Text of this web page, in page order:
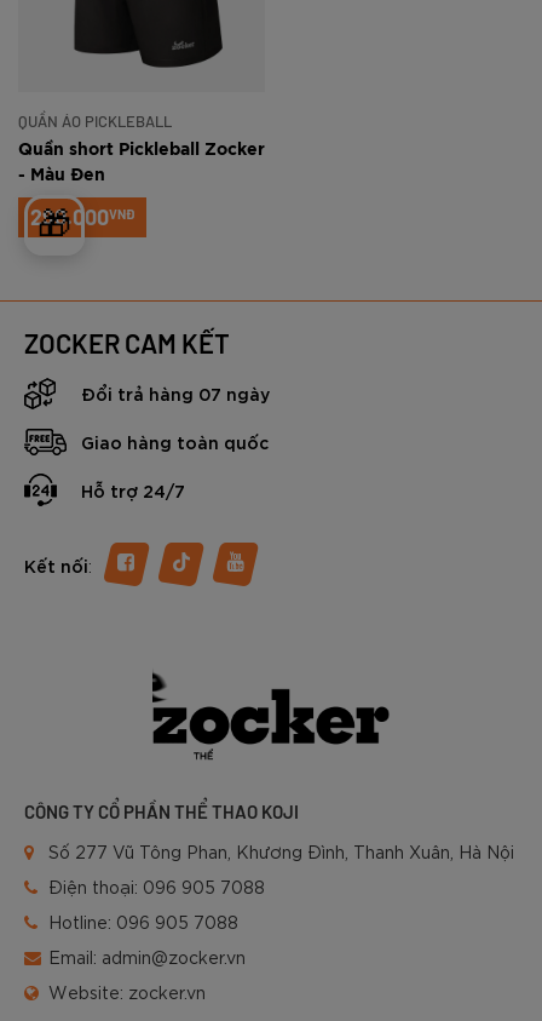
🎁
QUẦN ÁO PICKLEBALL
Quần short Pickleball Zocker
- Màu Đen
290.000VNĐ
ZOCKER CAM KẾT
Đổi trả hàng 07 ngày
Giao hàng toàn quốc
Hỗ trợ 24/7
Kết nối:
CÔNG TY CỔ PHẦN THỂ THAO KOJI
Số 277 Vũ Tông Phan, Khương Đình, Thanh Xuân, Hà Nội
Điện thoại: 096 905 7088
Hotline: 096 905 7088
Email: admin@zocker.vn
Website: zocker.vn